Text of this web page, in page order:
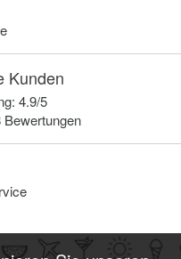
Kunden
4.9/5
Bewertungen